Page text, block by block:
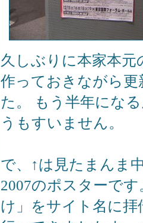
久しぶりに本家本
作っておきながら
た。 もう半年にな
うもすいません。
で、↑は見たまんま
2007のポスターで
け」をサイト名に